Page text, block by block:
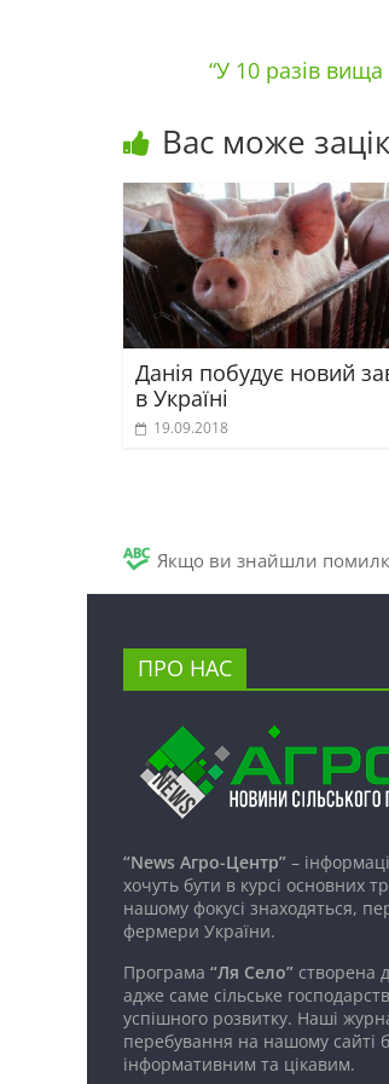
“У 10 разів
Вас може
Данія побудує новий
в Україні
19.09.2018
Якщо ви знайшли
ПРО НАС
“News Агро-Центр” –
хочуть бути в курсі основних
нашому фокусі знаходяться,
фермери України.
Програма “Ля Село” створена
адже саме сільське
успішного розвитку. Наші
перебування на нашому сайті
інформативним та цікавим.